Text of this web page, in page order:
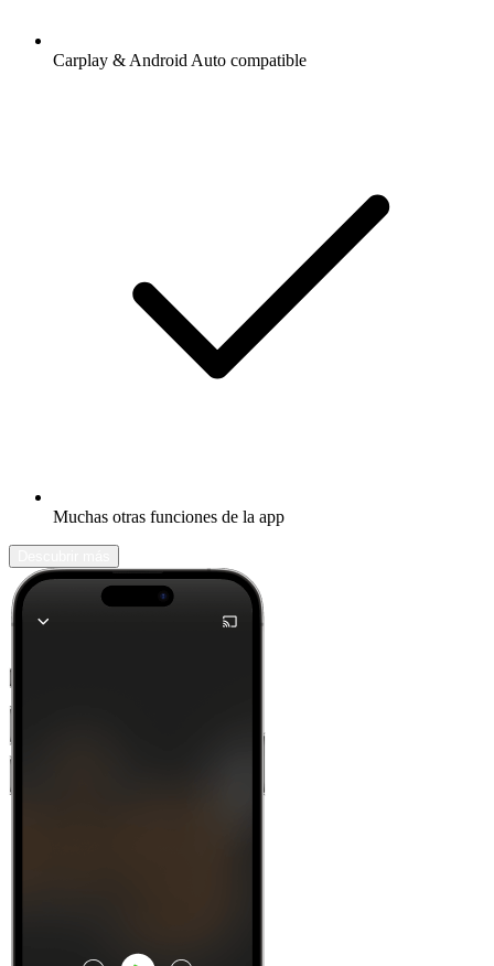
Carplay & Android Auto compatible
Muchas otras funciones de la app